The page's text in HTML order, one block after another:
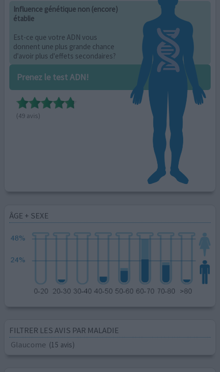
Influence génétique non (encore)
établie
Est-ce que votre ADN vous
donnent une plus grande chance
d'avoir plus d'effets secondaires?
Prenez le test ADN!
(49 avis)
ÂGE + SEXE
FILTRER LES AVIS PAR MALADIE
Glaucome (15 avis)